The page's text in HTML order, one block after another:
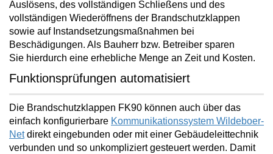
Auslösens, des vollständigen Schließens und des
vollständigen Wiederöffnens der Brandschutzklappen
sowie auf Instandsetzungsmaßnahmen bei
Beschädigungen. Als Bauherr bzw. Betreiber sparen
Sie hierdurch eine erhebliche Menge an Zeit und Kosten.
Funktionsprüfungen automatisiert
Die Brandschutzklappen FK90 können auch über das
einfach konfigurierbare Kommunikationssystem Wildeboer-
Net direkt eingebunden oder mit einer Gebäudeleittechnik
verbunden und so unkompliziert gesteuert werden. Damit